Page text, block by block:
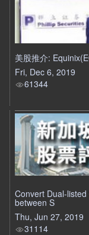
美股推介:
Fri, Dec 6, 2019
61344
Convert Dual-listed
between S
Thu, Jun 27, 2019
31114